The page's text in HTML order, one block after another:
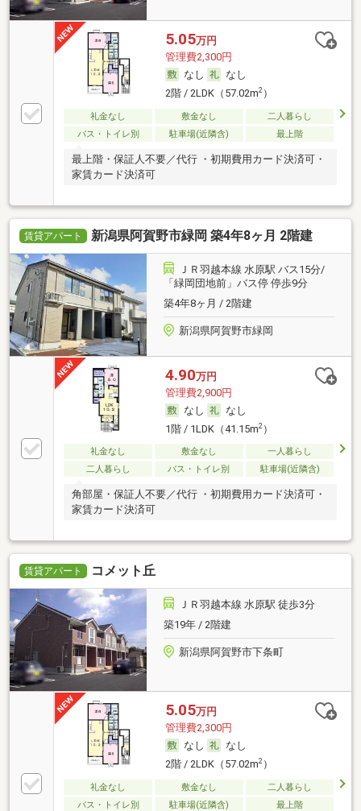
5.05万円
管理費2,300円
なし
なし
2階 / 2LDK（57.02m2）
礼金なし 敷金なし
二人暮らし
バス・トイレ別
駐車場(近隣含) 最上階
最上階・保証人不要／代行 ・初期費用カード決済可・
家賃カード決済可
賃貸アパート 新潟県阿賀野市緑岡 築4年8ヶ月 2階建
ＪＲ羽越本線 水原駅 バス15分/
「緑岡団地前」バス停 停歩9分
築4年8ヶ月 / 2階建
新潟県阿賀野市緑岡
4.90万円
管理費2,900円
なし
なし
1階 / 1LDK（41.15m2）
礼金なし 敷金なし
一人暮らし
二人暮らし
バス・トイレ別 駐車場(近隣含)
角部屋・保証人不要／代行 ・初期費用カード決済可・
家賃カード決済可
賃貸アパート コメット丘
ＪＲ羽越本線 水原駅 徒歩3分
築19年 / 2階建
新潟県阿賀野市下条町
5.05万円
管理費2,300円
なし
なし
2階 / 2LDK（57.02m2）
礼金なし 敷金なし
二人暮らし
バス・トイレ別
駐車場(近隣含) 最上階